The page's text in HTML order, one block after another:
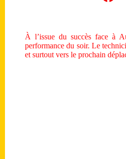
À l’issue du succès face à
performance du soir. Le
et surtout vers le prochain